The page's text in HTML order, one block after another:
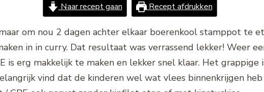
Naar recept gaan Recept afdrukken
om nou 2 dagen achter elkaar boerenkool stamppot te
in in curry. Dat resultaat was verrassend lekker! Weer
erg makkelijk te maken en lekker snel klaar. Het grappige
vind dat de kinderen wel wat vlees binnenkrijgen